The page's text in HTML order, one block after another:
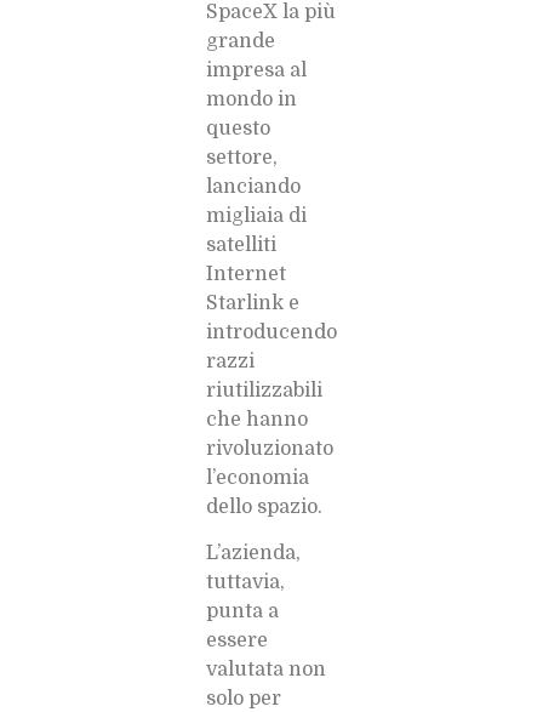
SpaceX la più
grande
impresa al
mondo in
questo
settore,
lanciando
migliaia di
satelliti
Internet
Starlink e
introducendo
razzi
riutilizzabili
che hanno
rivoluzionato
l’economia
dello spazio.
L’azienda,
tuttavia,
punta a
essere
valutata non
solo per